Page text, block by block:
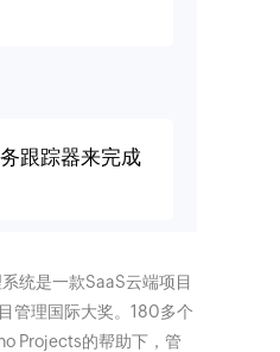
跟踪器来完成
统是一款SaaS云端项目
管理国际大奖。180多个
Projects的帮助下，管